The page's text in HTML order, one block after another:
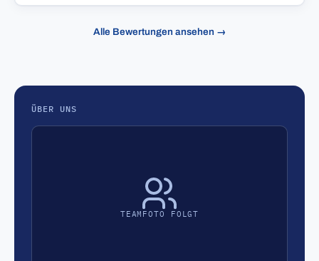
Alle Bewertungen ansehen →
ÜBER UNS
TEAMFOTO FOLGT